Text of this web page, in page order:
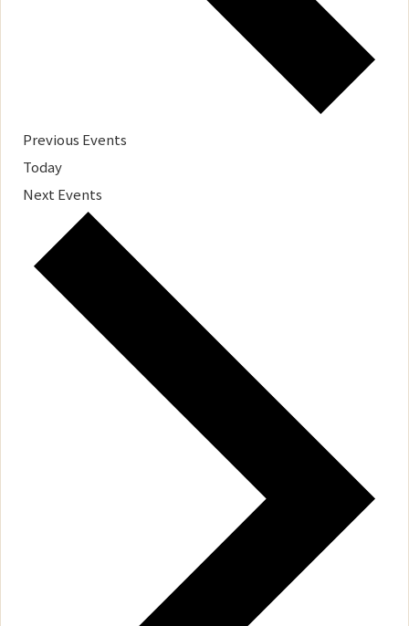
Previous Events
Today
Next Events